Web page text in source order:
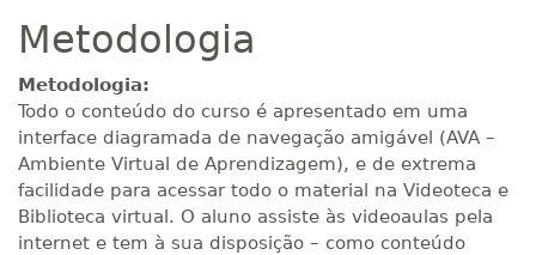
Metodologia
Metodologia:
Todo o conteúdo do curso é apresentado em uma
interface diagramada de navegação amigável (AVA –
Ambiente Virtual de Aprendizagem), e de extrema
facilidade para acessar todo o material na Videoteca e
Biblioteca virtual. O aluno assiste às videoaulas pela
internet e tem à sua disposição – como conteúdo